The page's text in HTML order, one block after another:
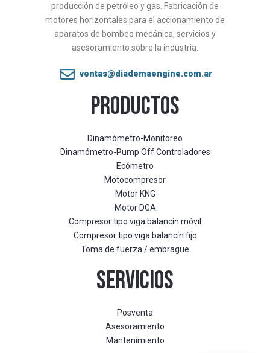
producción de petróleo y gas. Fabricación de
motores horizontales para el accionamiento de
aparatos de bombeo mecánica, servicios y
asesoramiento sobre la industria.
ventas@diademaengine.com.ar
PRODUCTOS
Dinamómetro-Monitoreo
Dinamómetro-Pump Off Controladores
Ecómetro
Motocompresor
Motor KNG
Motor DGA
Compresor tipo viga balancín móvil
Compresor tipo viga balancín fijo
Toma de fuerza / embrague
SERVICIOS
Posventa
Asesoramiento
Mantenimiento